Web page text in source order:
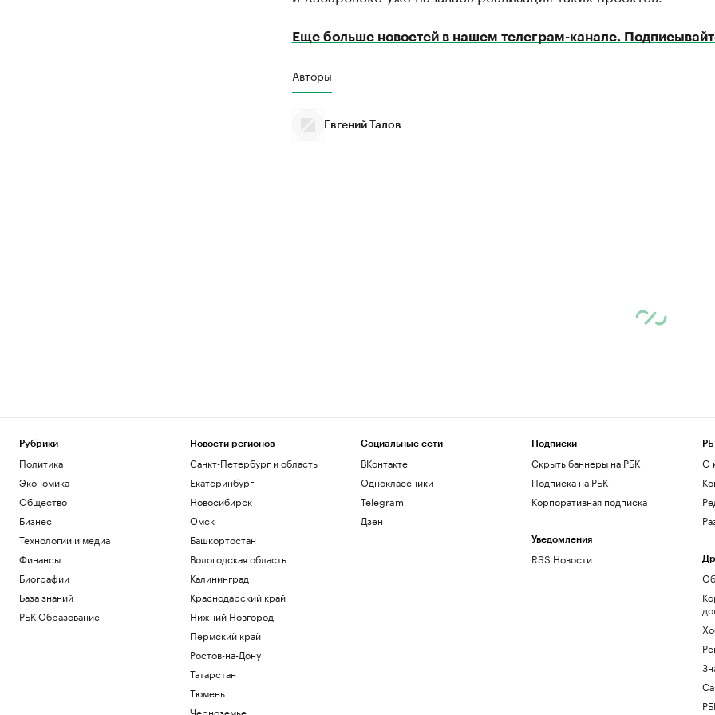
Еще больше новостей в нашем телеграм-канале.
Авторы
Евгений Талов
Рубрики
Политика
Экономика
Общество
Бизнес
Технологии и медиа
Финансы
Биографии
База знаний
РБК Образование
Новости регионов
Санкт-Петербург и область
Екатеринбург
Новосибирск
Омск
Башкортостан
Вологодская область
Калининград
Краснодарский край
Нижний Новгород
Пермский край
Ростов-на-Дону
Татарстан
Тюмень
Черноземье
Социальные сети
ВКонтакте
Одноклассники
Telegram
Дзен
Подписки
Скрыть баннеры на РБК
Подписка на РБК
Корпоративная подписка
Уведомления
RSS Новости
О